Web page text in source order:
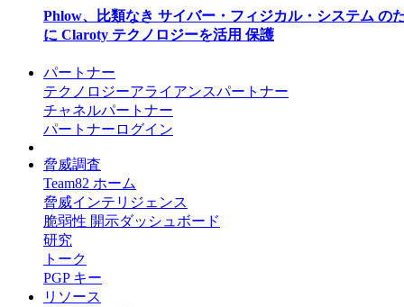
Phlow、比類なき サイバー・フィジカル・システム の
に Claroty テクノロジーを活用 保護
パートナー
テクノロジーアライアンスパートナー
チャネルパートナー
パートナーログイン
脅威調査
Team82 ホーム
脅威インテリジェンス
脆弱性 開示ダッシュボード
研究
トーク
PGP キー
リソース